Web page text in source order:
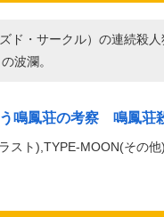
・サークル）の連続殺人
波瀾。
鳴鳳荘の考察 鳴鳳荘
スト),TYPE-MOON(その他)